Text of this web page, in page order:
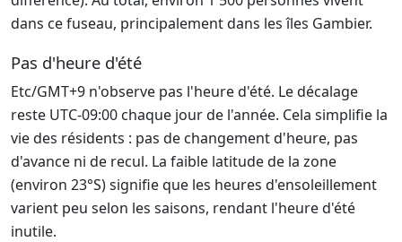
dans ce fuseau, principalement dans les îles Gambier.
Pas d'heure d'été
Etc/GMT+9 n'observe pas l'heure d'été. Le décalage
reste UTC-09:00 chaque jour de l'année. Cela simplifie la
vie des résidents : pas de changement d'heure, pas
d'avance ni de recul. La faible latitude de la zone
(environ 23°S) signifie que les heures d'ensoleillement
varient peu selon les saisons, rendant l'heure d'été
inutile.